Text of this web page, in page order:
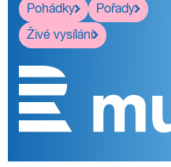
Pohádky
Pořady
Živé vysílání